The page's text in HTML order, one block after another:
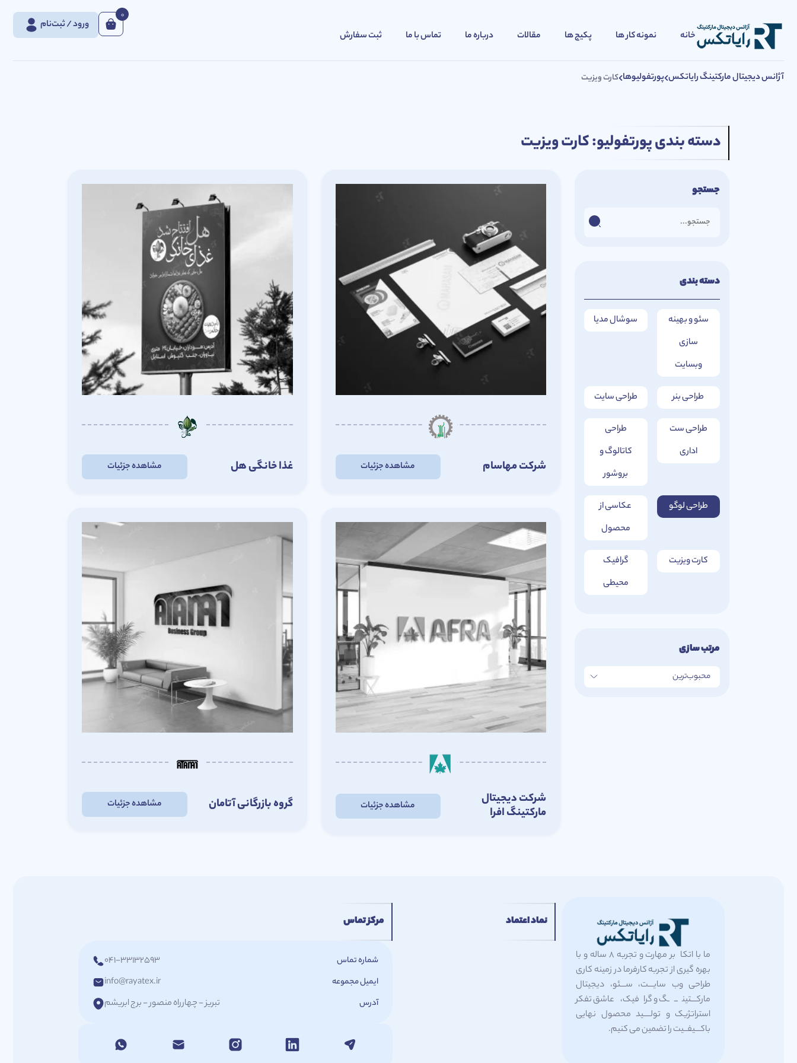
خانه نمونه کار ها پکیج ها مقالات درباره ما تماس با ما ثبت سفارش
0
ورود / ثبت‌نام
آژانس دیجیتال مارکتینگ رایاتکس پورتفولیوها کارت ویزیت
دسته بندی پورتفولیو:کارت ویزیت
جستجو
دسته بندی
سئو و بهینه
سازی
وبسایت
سوشال مدیا
طراحی بنر طراحی سایت
طراحی ست
اداری
طراحی
کاتالوگ و
بروشور
طراحی لوگو
عکاسی از
محصول
کارت ویزیت
گرافیک
محیطی
مرتب سازی
محبوب‌ترین
شرکت مهاسام مشاهده جزئیات غذا خانگی هل مشاهده جزئیات
شرکت دیجیتال
مارکتینگ افرا
مشاهده جزئیات گروه بازرگانی آتامان مشاهده جزئیات
ما با اتکا بر مهارت و تجربه 8 ساله و با
بهره گیری از تجربه کارفرما در زمینه کاری
طراحی وب سایـــت، ســـئو، دیجیتال
مارکـــتینـــگ و گرافیک، عاشق تفکر
استراتژیک و تولــــید محصول نهایی
باکـــیفــیت را تضمین می کنیم.
نماد اعتماد مرکز تماس
شماره تماس 041-33132593
ایمیل مجموعه info@rayatex.ir
آدرس تبریز - چهارراه منصور - برج ابریشم